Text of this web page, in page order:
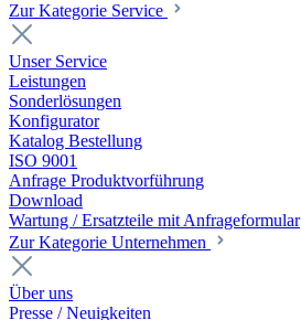
Zur Kategorie Service
Unser Service
Leistungen
Sonderlösungen
Konfigurator
Katalog Bestellung
ISO 9001
Anfrage Produktvorführung
Download
Wartung / Ersatzteile mit Anfrageformular
Zur Kategorie Unternehmen
Über uns
Presse / Neuigkeiten